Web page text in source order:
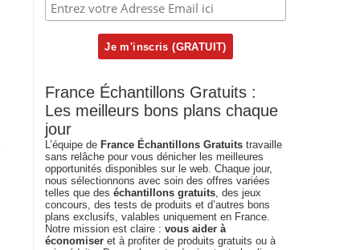
France Échantillons Gratuits :
Les meilleurs bons plans chaque
jour
L’équipe de France Échantillons Gratuits travaille
sans relâche pour vous dénicher les meilleures
opportunités disponibles sur le web. Chaque jour,
nous sélectionnons avec soin des offres variées
telles que des échantillons gratuits, des jeux
concours, des tests de produits et d’autres bons
plans exclusifs, valables uniquement en France.
Notre mission est claire : vous aider à
économiser et à profiter de produits gratuits ou à